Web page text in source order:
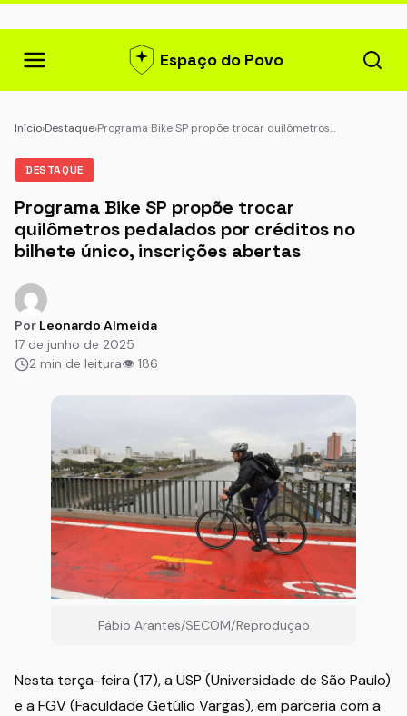
Espaço do Povo
Início›Destaque›Programa Bike SP propõe trocar quilômetros…
DESTAQUE
Programa Bike SP propõe trocar
quilômetros pedalados por créditos no
bilhete único, inscrições abertas
Por Leonardo Almeida
17 de junho de 2025
2 min de leitura👁 186
Fábio Arantes/SECOM/Reprodução
Nesta terça-feira (17), a USP (Universidade de São Paulo)
e a FGV (Faculdade Getúlio Vargas), em parceria com a